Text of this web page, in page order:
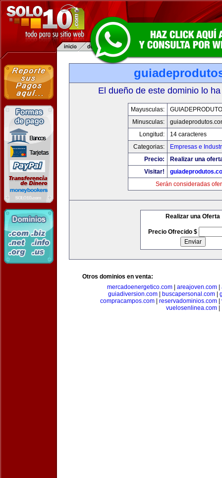
El dueño de este dominio lo
Mayusculas:
Minusculas:
Longitud:
14 caracteres
Categorias:
Empresas e
Precio:
Realizar una
Visitar!
Serán consideradas
Realizar una Oferta
Precio Ofrecido $
Otros dominios en venta:
mercadoenergetico.com| areajoven.com|
guiadiversion.com| buscapersonal.com|
compracampos.com| reservadominios.com|
vuelosenlinea.com|